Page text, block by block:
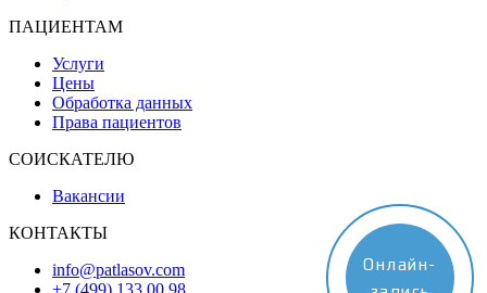
ПАЦИЕНТАМ
Услуги
Цены
Обработка данных
Права пациентов
СОИСКАТЕЛЮ
Вакансии
КОНТАКТЫ
info@patlasov.com
+7 (499) 133 00 98
Онлайн-